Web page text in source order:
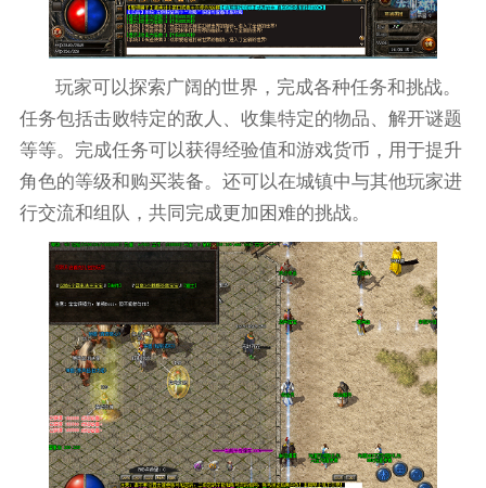
玩家可以探索广阔的世界，完成各种任务和挑战。
任务包括击败特定的敌人、收集特定的物品、解开谜题
等等。完成任务可以获得经验值和游戏货币，用于提升
角色的等级和购买装备。还可以在城镇中与其他玩家进
行交流和组队，共同完成更加困难的挑战。